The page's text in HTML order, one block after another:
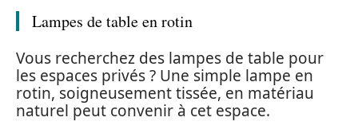
Lampes de table en rotin
Vous recherchez des lampes de table pour
les espaces privés ? Une simple lampe en
rotin, soigneusement tissée, en matériau
naturel peut convenir à cet espace.